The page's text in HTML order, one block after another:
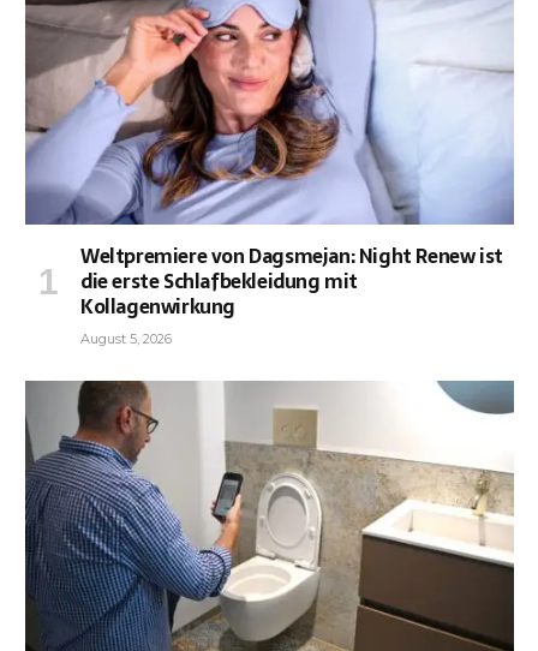
Weltpremiere von Dagsmejan: Night Renew ist
die erste Schlafbekleidung mit
Kollagenwirkung
August 5, 2026